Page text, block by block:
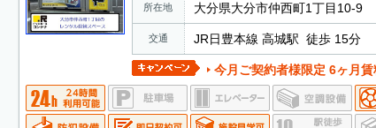
所在地 大分県大分市仲西町1丁目10-9
交通 JR日豊本線 高城駅 徒歩 15分
今月ご契約者様限定 6ヶ月賃料半額キャン